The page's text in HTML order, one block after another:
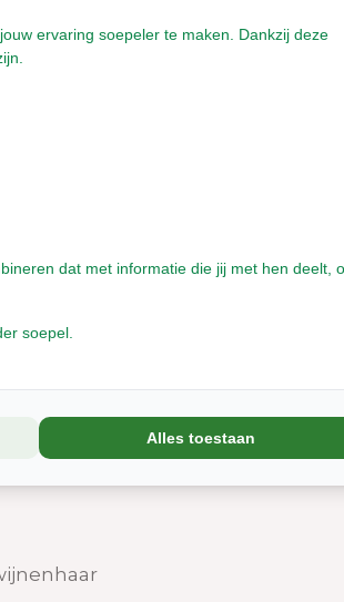
met zwijnenhaar
van een kunststof variant
ervaring soepeler te maken. Dankzij deze
dat met informatie die jij met hen deelt,
soepel.
Alles toestaan